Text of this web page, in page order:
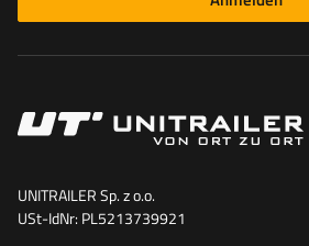
UNITRAILER Sp. z o.o.
USt-IdNr: PL5213739921